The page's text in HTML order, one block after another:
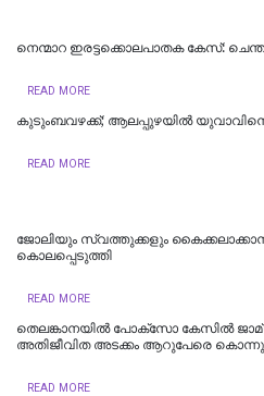
നെന്മാറ ഇരട്ടക്കൊലപാതക കേസ്:
READ MORE
കുടുംബവഴക്ക്; ആലപ്പുഴയില്‍
READ MORE
ജോലിയും സ്വത്തുക്കളും
കൊലപ്പെടുത്തി
READ MORE
തെലങ്കാനയിൽ പോക്‌സോ കേസില്‍
അതിജീവിത അടക്കം ആറുപേരെ കൊന്നു
READ MORE